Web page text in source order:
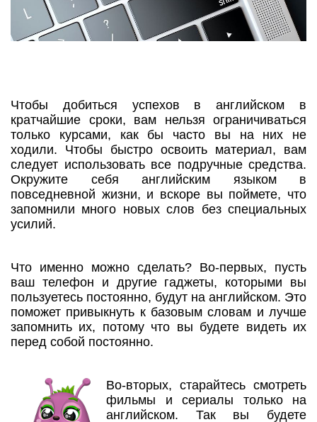
Чтобы добиться успехов в английском в
кратчайшие сроки, вам нельзя ограничиваться
только курсами, как бы часто вы на них не
ходили. Чтобы быстро освоить материал, вам
следует использовать все подручные средства.
Окружите себя английским языком в
повседневной жизни, и вскоре вы поймете, что
запомнили много новых слов без специальных
усилий.
Что именно можно сделать? Во-первых, пусть
ваш телефон и другие гаджеты, которыми вы
пользуетесь постоянно, будут на английском. Это
поможет привыкнуть к базовым словам и лучше
запомнить их, потому что вы будете видеть их
перед собой постоянно.
Во-вторых, старайтесь смотреть
фильмы и сериалы только на
английском. Так вы будете